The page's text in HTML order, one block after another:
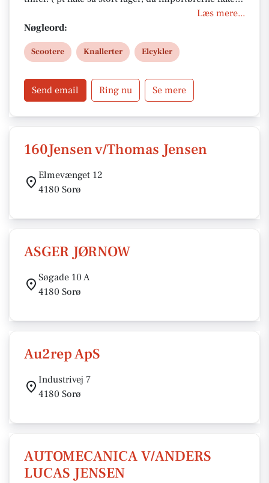
kan levere ) Ring og spørg. Så du kan komme ud og
køre samme dag, du har besluttet dig for hvilken
scooter eller knallert du vil have. Så kom gerne
forbi til en faglig og kompetent rådgivning om
behov. Vi ser frem at servicere jer.
Læs mere...
Nøgleord:
Scootere Knallerter Elcykler
Send email Ring nu Se mere
160Jensen v/Thomas Jensen
Elmevænget 12
4180 Sorø
ASGER JØRNOW
Søgade 10 A
4180 Sorø
Au2rep ApS
Industrivej 7
4180 Sorø
AUTOMECANICA V/ANDERS
LUCAS JENSEN